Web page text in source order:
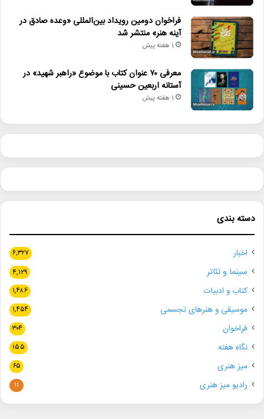
فراخوان دومین رویداد بین‌المللی «وعده صادق در
آینه هنر» منتشر شد
1 هفته پیش
معرفی ۷۰ عنوان کتاب با موضوع «راهبر شهید» در
آستانه اربعین حسینی
1 هفته پیش
دسته بندی
اخبار ۶,۳۲۷
سینما و تئاتر ۴,۱۲۹
کتاب و ادبیات ۱,۴۸۶
موسیقی و هنرهای تجسمی ۱,۴۵۴
فراخوان ۳۰۴
نگاه هفته ۱۵۵
میز هنری ۶۵
رادیو میز هنری ۱۱